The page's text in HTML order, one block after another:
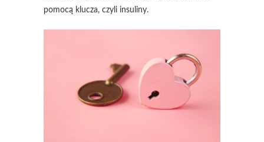
pomocą klucza, czyli insuliny.